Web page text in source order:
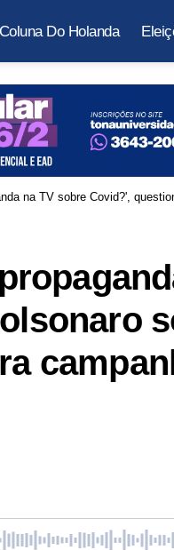
Coluna Do Holanda
na TV sobre Covid?',